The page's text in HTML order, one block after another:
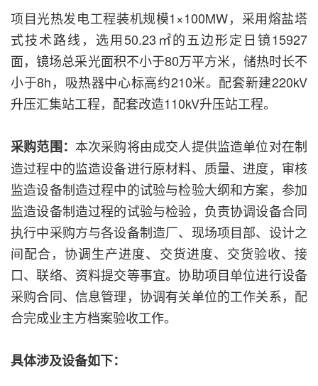
项目光热发电工程装机规模1×100MW，采用熔盐塔
式技术路线，选用50.23㎡的五边形定日镜15927
面，镜场总采光面积不小于80万平方米，储热时长不
小于8h，吸热器中心标高约210米。配套新建220kV
升压汇集站工程，配套改造110kV升压站工程。
采购范围： 本次采购将由成交人提供监造单位对在制
造过程中的监造设备进行原材料、质量、进度，审核
监造设备制造过程中的试验与检验大纲和方案，参加
监造设备制造过程的试验与检验，负责协调设备合同
执行中采购方与各设备制造厂、现场项目部、设计之
间配合，协调生产进度、交货进度、交货验收、接
口、联络、资料提交等事宜。协助项目单位进行设备
采购合同、信息管理，协调有关单位的工作关系，配
合完成业主方档案验收工作。
具体涉及设备如下：